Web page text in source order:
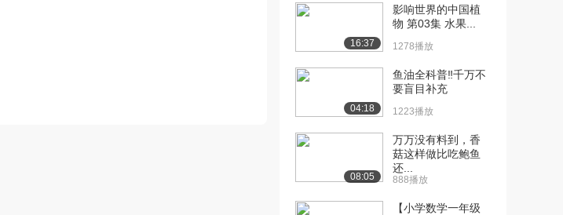
[18] 直线斜率的几何意义 04:07
[19] 直线斜率第2部分 07:19
[20] 直线斜率第3部分
1.2万播放
[21] 复杂的直线斜率求解
问题
16:37
影响世界的中国植
物 第03集 水果...
1278播放
04:18
鱼油全科普‼️千万不
要盲目补充
1223播放
08:05
万万没有料到，香
菇这样做比吃鲍鱼
还...
888播放
【小学数学一年级